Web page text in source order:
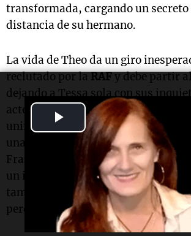
Play
Video
transformada, cargando un secreto
distancia de su hermano.
La vida de Theo da un giro
reclutado por la RAF y debe partir
dejando a Tessa sola con sus
acto de valentía y determinación,
unirse a la
Dirección de
una decisión que la llevará a
Francia ocupada. Este trabajo,
un intento de forjar su propio
también es un viaje hacia su
perdidos.